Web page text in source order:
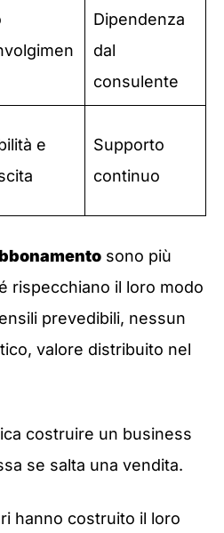
Dipendenza
dal
consulente
e
Supporto
continuo
sono più
rispecchiano il loro modo
prevedibili, nessun
valore distribuito nel
costruire un business
se salta una vendita.
hanno costruito il loro